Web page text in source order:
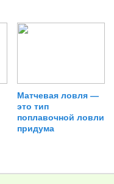
Матчевая ловля —
это тип
поплавочной ловли
придума